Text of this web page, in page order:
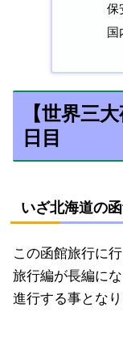
保
国
【世界三
日目
いざ北海道の函
この函館旅行に
旅行編が長編に
進行する事となり